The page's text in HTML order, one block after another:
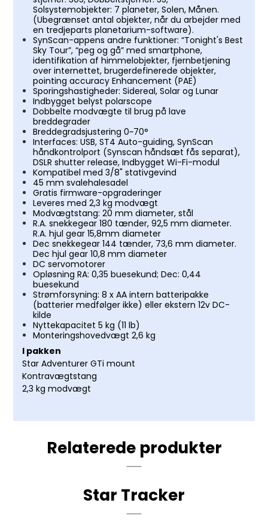
Solsystemobjekter: 7 planeter, Solen, Månen.
(Ubegrænset antal objekter, når du arbejder med
en tredjeparts planetarium-software).
SynScan-appens andre funktioner: “Tonight's Best
Sky Tour”, “peg og gå” med smartphone,
identifikation af himmelobjekter, fjernbetjening
over internettet, brugerdefinerede objekter,
pointing accuracy Enhancement (PAE)
Sporingshastigheder: Sidereal, Solar og Lunar
Indbygget belyst polarscope
Dobbelte modvægte til brug på lave
breddegrader
Breddegradsjustering 0~70°
Interfaces: USB, ST4 Auto-guiding, SynScan
håndkontrolport (Synscan håndsæt fås separat),
DSLR shutter release, Indbygget Wi-Fi-modul
Kompatibel med 3/8" stativgevind
45 mm svalehalesadel
Gratis firmware-opgraderinger
Leveres med 2,3 kg modvægt
Modvægtstang: 20 mm diameter, stål
R.A. snekkegear 180 tænder, 92,5 mm diameter.
R.A. hjul gear 15,8mm diameter
Dec snekkegear 144 tænder, 73,6 mm diameter.
Dec hjul gear 10,8 mm diameter
DC servomotorer
Opløsning RA: 0,35 buesekund; Dec: 0,44
buesekund
Strømforsyning: 8 x AA intern batteripakke
(batterier medfølger ikke) eller ekstern 12v DC-
kilde
Nyttekapacitet 5 kg (11 lb)
Monteringshovedvægt 2,6 kg
I pakken
Star Adventurer GTi mount
Kontravægtstang
2,3 kg modvægt
Relaterede produkter
Star Tracker